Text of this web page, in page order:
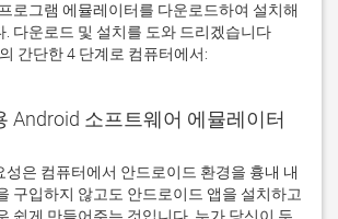
로그램 에뮬레이터를 다운로드하여 설치해
. 다운로드 및 설치를 도와 드리겠습니다
간단한 4 단계로 컴퓨터에서:
Android 소프트웨어 에뮬레이터
은 컴퓨터에서 안드로이드 환경을 흉내 내
구입하지 않고도 안드로이드 앱을 설치하고